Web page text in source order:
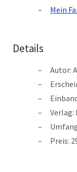
Mein
Details
Autor:
Verlag:
Preis: